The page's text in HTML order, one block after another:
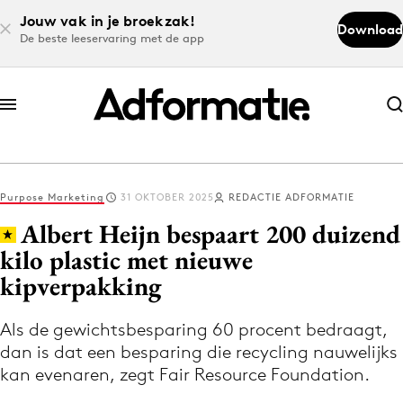
Jouw vak in je broekzak!
De beste leeservaring met de app
Download
Abonneer nu
Abonneer nu
Log in
Volg het laatste nieuws via de Adformatie
Nieuws app
Purpose Marketing 31 OKTOBER 2025 REDACTIE ADFORMATIE
Albert Heijn bespaart 200 duizend
kilo plastic met nieuwe
kipverpakking
Als de gewichtsbesparing 60 procent bedraagt,
dan is dat een besparing die recycling nauwelijks
kan evenaren, zegt Fair Resource Foundation.